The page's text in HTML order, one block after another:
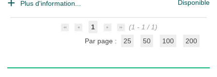
Plus d'information... Disponible
1
(1 - 1 / 1)
Par page :
25 50 100 200